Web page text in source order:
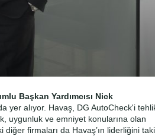
Başkan Yardımcısı Nick
yer alıyor. Havaş, DG AutoCheck'i
uygunluk ve emniyet konularına olan
diğer firmaları da Havaş’ın liderliğini